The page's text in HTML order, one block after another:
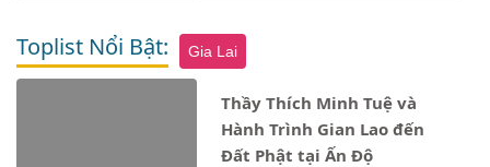
Toplist Nổi Bật: Gia Lai
Thầy Thích Minh Tuệ và
Hành Trình Gian Lao đến
Đất Phật tại Ấn Độ